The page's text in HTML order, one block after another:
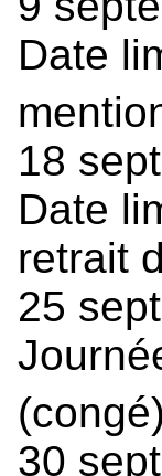
Date
18
Date
retrait
25
(congé)
30